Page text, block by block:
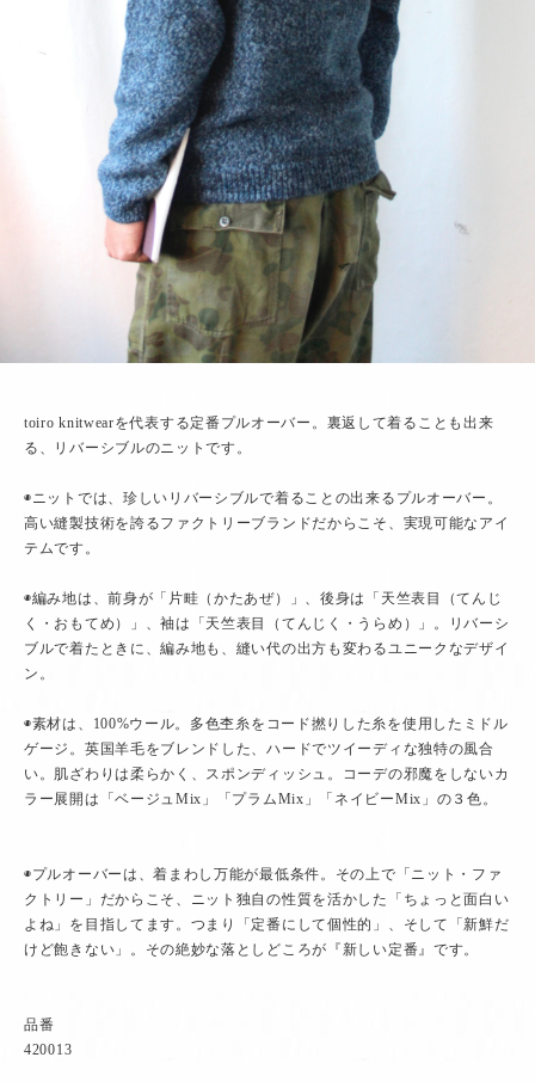
toiro knitwearを代表する定番プルオーバー。裏返して着ることも出来
る、リバーシブルのニットです。
◉ニットでは、珍しいリバーシブルで着ることの出来るプルオーバー。
高い縫製技術を誇るファクトリーブランドだからこそ、実現可能なアイ
テムです。
◉編み地は、前身が「片畦（かたあぜ）」、後身は「天竺表目（てんじ
く・おもてめ）」、袖は「天竺表目（てんじく・うらめ）」。リバーシ
ブルで着たときに、編み地も、縫い代の出方も変わるユニークなデザイ
ン。
◉素材は、100%ウール。多色杢糸をコード撚りした糸を使用したミドル
ゲージ。英国羊毛をブレンドした、ハードでツイーディな独特の風合
い。肌ざわりは柔らかく、スポンディッシュ。コーデの邪魔をしないカ
ラー展開は「ベージュMix」「プラムMix」「ネイビーMix」の３色。
◉プルオーバーは、着まわし万能が最低条件。その上で「ニット・ファ
クトリー」だからこそ、ニット独自の性質を活かした「ちょっと面白い
よね」を目指してます。つまり「定番にして個性的」、そして「新鮮だ
けど飽きない」。その絶妙な落としどころが『新しい定番』です。
品番
420013